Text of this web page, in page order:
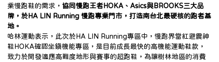
業慢跑鞋的需求， 協同慢跑王者HOKA、Asics與BROOKS三大品
牌，於HA LIN Running 慢跑專業門市，打造南台北最硬核的跑者基
地。
哈林運動表示，此次於HA LIN Running專區中，慢跑界當紅避震神
鞋HOKA確認坐鎮機能專區，是目前成長最快的高機能運動鞋款，
致力於開發適應高難度地形與賽事的超跑鞋，為讓樹林地區的消費